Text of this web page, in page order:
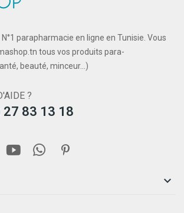
parapharmacie en ligne en Tunisie. Vous
tous vos produits para-
beauté, minceur...)
?
27 83 13 18
